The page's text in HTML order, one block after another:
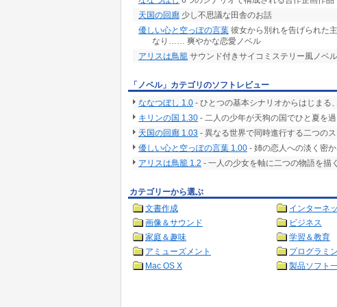
天国の回廊 少し不思議な田舎のお話
優しい心と空っぽの言葉 彼女から別れを告げられた
なり…… 爽やかな恋愛ノベル
アリスは鳥籠 サウンド付きサイコミステリー風ノベル
「ノベル」カテゴリのソフトレビュー
ななつぼし 1.0 - ひとつの基本シナリオからはじまる
キリンの国 1.30 - 二人の少年が天狗の国でひと夏を
天国の回廊 1.03 - 異なる世界で同時進行する二つの
優しい心と空っぽの言葉 1.00 - 姉の恋人への淡く密
アリスは鳥籠 1.2 - 一人の少女を軸に二つの物語を描
カテゴリーから選ぶ
文書作成
インターネ
画像＆サウンド
ビジネス
家庭＆趣味
学習＆教育
アミューズメント
プログラミ
Mac OS X
製品ソフト